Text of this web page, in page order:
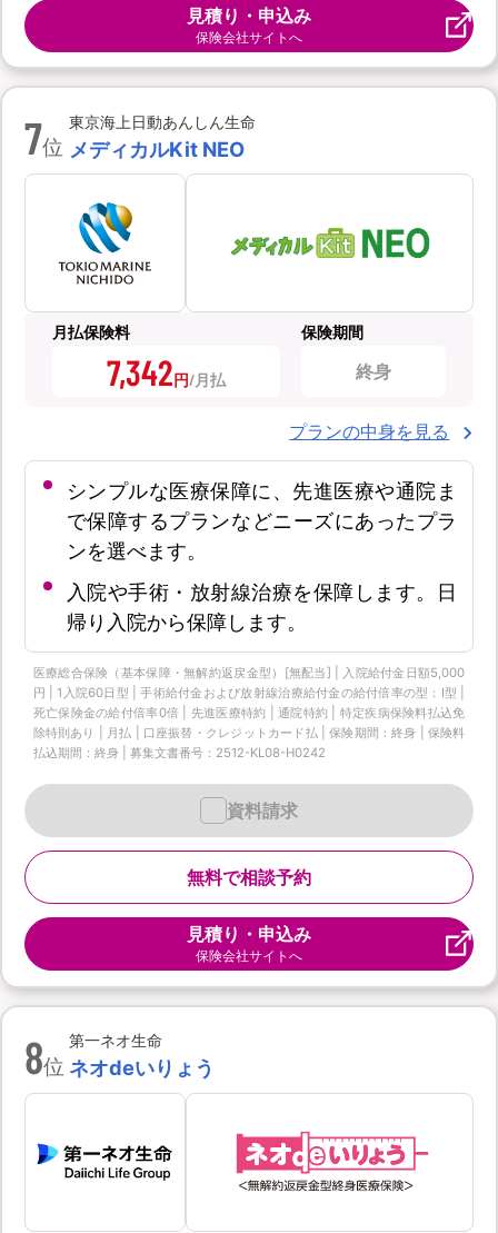
見積り・申込み
保険会社サイトへ
7位
東京海上日動あんしん生命
メディカルKit NEO
月払保険料
7,342円
保険期間
終身
プランの中身を見る
シンプルな医療保障に、先進医療や通院ま
で保障するプランなどニーズにあったプラ
ンを選べます。
入院や手術・放射線治療を保障します。日
帰り入院から保障します。
医療総合保険（基本保障・無解約返戻金型）[無配当] | 入院給付金日額5,000
円 | 1入院60日型 | 手術給付金および放射線治療給付金の給付倍率の型：I型 |
死亡保険金の給付倍率0倍 | 先進医療特約 | 通院特約 | 特定疾病保険料払込免
除特則あり | 月払 | 口座振替・クレジットカード払 | 保険期間：終身 | 保険料
払込期間：終身 | 募集文書番号：2512-KL08-H0242
無料で相談予約
資料請求
見積り・申込み
保険会社サイトへ
8位
第一ネオ生命
ネオdeいりょう